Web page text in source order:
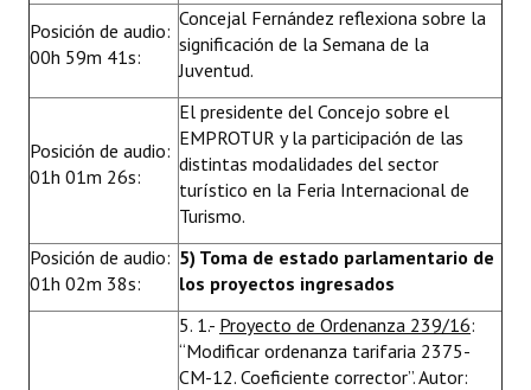
Posición de audio:
00h 59m 41s:
Concejal Fernández reflexiona sobre la
significación de la Semana de la
Juventud.
Posición de audio:
01h 01m 26s:
El presidente del Concejo sobre el
EMPROTUR y la participación de las
distintas modalidades del sector
turístico en la Feria Internacional de
Turismo.
Posición de audio:
01h 02m 38s:
5) Toma de estado parlamentario de
los proyectos ingresados
5. 1.- Proyecto de Ordenanza 239/16:
“Modificar ordenanza tarifaria 2375-
CM-12. Coeficiente corrector”. Autor: